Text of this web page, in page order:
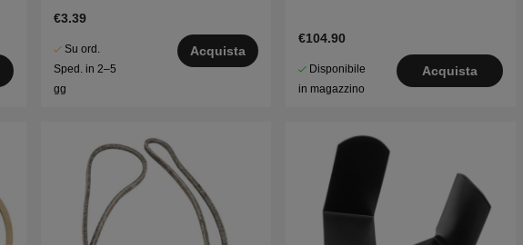
€3.39
Su ord.
Sped. in 2–5
gg
Acquista
€104.90
Disponibile
in magazzino
Acquista